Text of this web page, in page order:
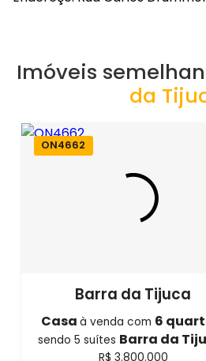
Imóveis
da
ON4662
Barra da Tijuca
Casa à venda com 6
sendo 5 suítes Barra da
R$ 3.800.000